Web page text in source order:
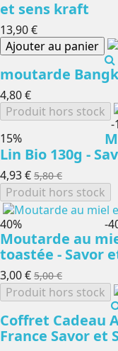
et sens kraft
13,90 €
Ajouter au panier
moutarde
4,80 €
Produit hors stock
-
Lin Bio 130g -
4,93 € 5,80 €
Produit hors stock
-
Moutarde au
toastée - Savor
3,00 € 5,00 €
Produit hors stock
Coffret Cadeau
France Savor et